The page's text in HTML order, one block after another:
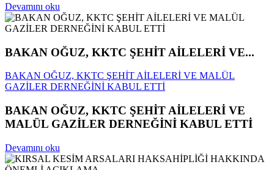
Devamını oku
BAKAN OĞUZ, KKTC ŞEHİT AİLELERİ VE...
BAKAN OĞUZ, KKTC ŞEHİT AİLELERİ VE MALÜL
GAZİLER DERNEĞİNİ KABUL ETTİ
BAKAN OĞUZ, KKTC ŞEHİT AİLELERİ VE
MALÜL GAZİLER DERNEĞİNİ KABUL ETTİ
Devamını oku